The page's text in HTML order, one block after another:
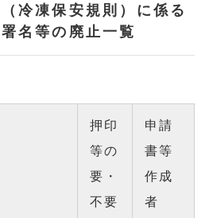
冷凍保安規則）に係る
名等の廃止一覧
押印
等の
要・
不要
申請
書等
作成
者